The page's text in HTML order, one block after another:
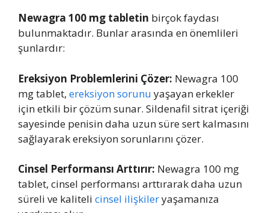
Newagra 100 mg tabletin birçok faydası
bulunmaktadır. Bunlar arasında en önemlileri
şunlardır:
Ereksiyon Problemlerini Çözer: Newagra 100
mg tablet, ereksiyon sorunu yaşayan erkekler
için etkili bir çözüm sunar. Sildenafil sitrat içeriği
sayesinde penisin daha uzun süre sert kalmasını
sağlayarak ereksiyon sorunlarını çözer.
Cinsel Performansı Arttırır: Newagra 100 mg
tablet, cinsel performansı arttırarak daha uzun
süreli ve kaliteli cinsel ilişkileryaşamanıza